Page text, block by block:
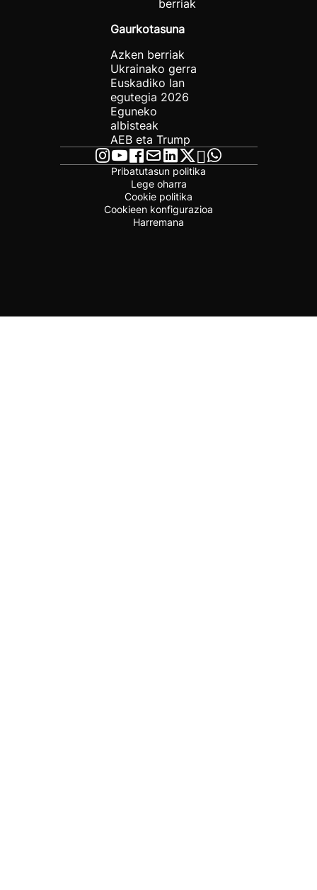
berriak
Gaurkotasuna
Azken berriak
Ukrainako gerra
Euskadiko lan
egutegia 2026
Eguneko
albisteak
AEB eta Trump
Pribatutasun politika
Lege oharra
Cookie politika
Cookieen konfigurazioa
Harremana